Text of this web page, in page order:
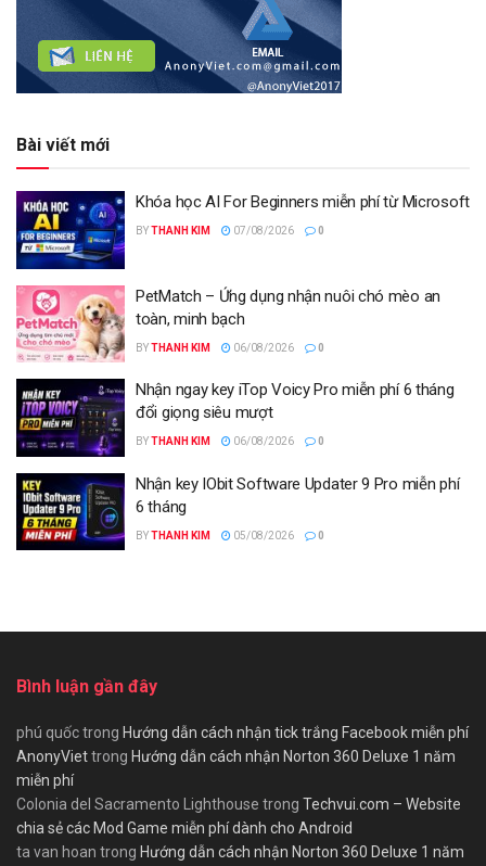
Bài viết mới
Khóa học AI For Beginners miễn phí từ Microsoft
BYTHANH KIM 07/08/2026 0
PetMatch – Ứng dụng nhận nuôi chó mèo an
toàn, minh bạch
BYTHANH KIM 06/08/2026 0
Nhận ngay key iTop Voicy Pro miễn phí 6 tháng
đổi giọng siêu mượt
BYTHANH KIM 06/08/2026 0
Nhận key IObit Software Updater 9 Pro miễn phí
6 tháng
BYTHANH KIM 05/08/2026 0
Bình luận gần đây
phú quốctrong Hướng dẫn cách nhận tick trắng Facebook miễn phí
AnonyViettrong Hướng dẫn cách nhận Norton 360 Deluxe 1 năm
miễn phí
Colonia del Sacramento Lighthouse trong Techvui.com – Website
chia sẻ các Mod Game miễn phí dành cho Android
ta van hoan trong Hướng dẫn cách nhận Norton 360 Deluxe 1 năm